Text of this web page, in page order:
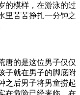
的模样，在游泳的过
里苦苦挣扎一分钟之
唐的是这位男子仅仅
子就在男子的脚底附
之后男子将男童捞起
在危险已经来临，在